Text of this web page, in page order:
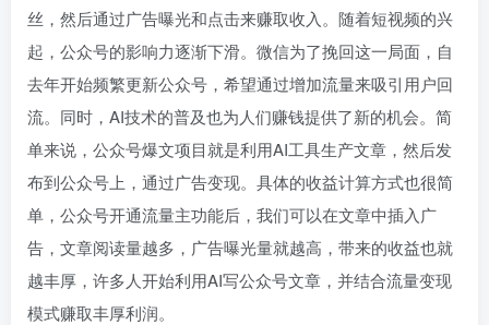
丝，然后通过广告曝光和点击来赚取收入。随着短视频的兴
起，公众号的影响力逐渐下滑。微信为了挽回这一局面，自
去年开始频繁更新公众号，希望通过增加流量来吸引用户回
流。同时，AI技术的普及也为人们赚钱提供了新的机会。简
单来说，公众号爆文项目就是利用AI工具生产文章，然后发
布到公众号上，通过广告变现。具体的收益计算方式也很简
单，公众号开通流量主功能后，我们可以在文章中插入广
告，文章阅读量越多，广告曝光量就越高，带来的收益也就
越丰厚，许多人开始利用AI写公众号文章，并结合流量变现
模式赚取丰厚利润。